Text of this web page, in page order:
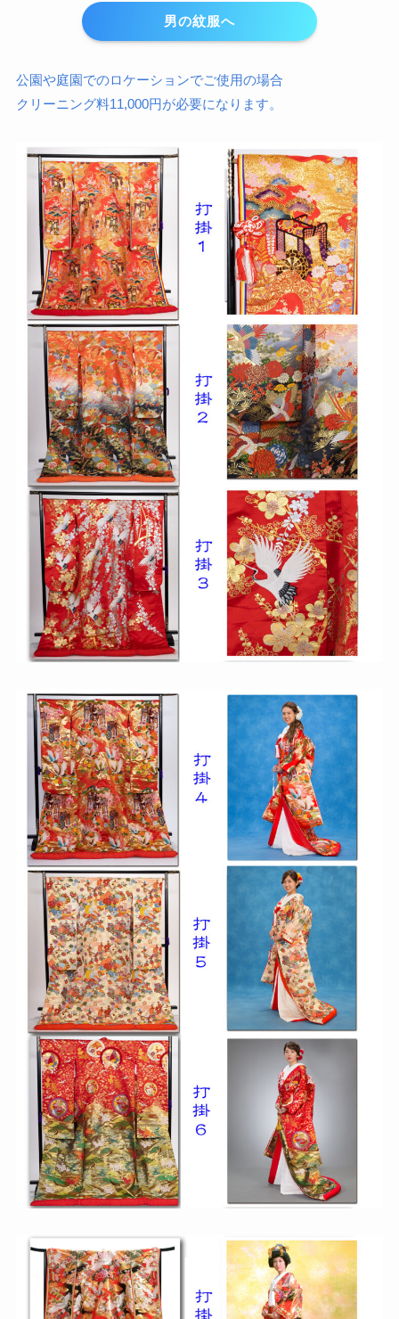
男の紋服へ
公園や庭園でのロケーションでご使用の場合
クリーニング料11,000円が必要になります。